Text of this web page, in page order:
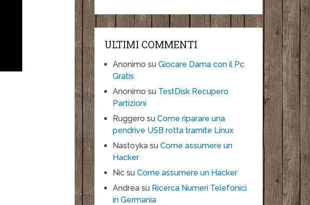
ULTIMI COMMENTI
Anonimo suGiocare Dama con il Pc
Gratis
Anonimo su TestDisk Recupero
Partizioni
Ruggero suCome riparare una
pendrive USB rotta tramite Linux
Nastoyka suCome assumere un
Hacker
Nic suCome assumere un Hacker
Andrea su Ricerca Numeri Telefonici
in Germania